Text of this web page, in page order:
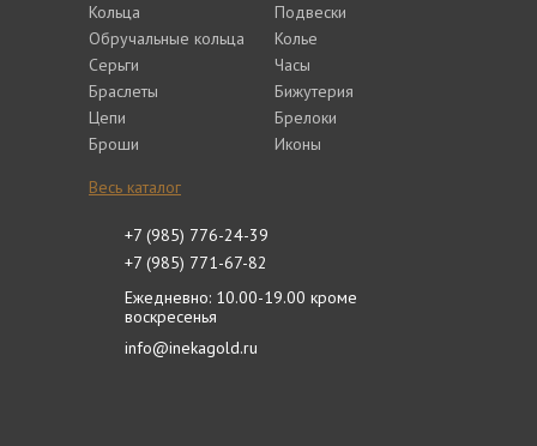
Кольца
Обручальные кольца
Серьги
Браслеты
Цепи
Броши
Подвески
Колье
Часы
Бижутерия
Брелоки
Иконы
Весь каталог
+7 (985) 776-24-39
+7 (985) 771-67-82
Ежедневно: 10.00-19.00 кроме
воскресенья
info@inekagold.ru